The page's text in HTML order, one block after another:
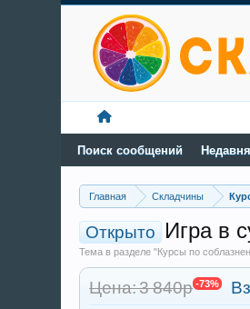
Главная Складчины
Открыто Игра в
Тема в разделе "Курсы по
Цена: 3 840р -73%
Поиск сообщений